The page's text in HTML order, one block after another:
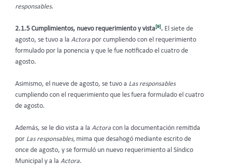
responsables.
2.1.5 Cumplimientos, nuevo requerimiento y vista[9]. El siete de
agosto, se tuvo a la Actora por cumpliendo con el requerimiento
formulado por la ponencia y que le fue notificado el cuatro de
agosto.
Asimismo, el nueve de agosto, se tuvo a Las responsables
cumpliendo con el requerimiento que les fuera formulado el cuatro
de agosto.
Además, se le dio vista a la Actora con la documentación remitida
por Las responsables, mima que desahogó mediante escrito de
once de agosto, y se formuló un nuevo requerimiento al Síndico
Municipal y a la Actora.